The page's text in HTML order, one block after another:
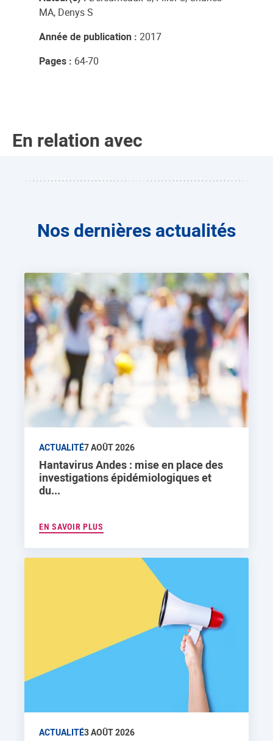
MA, Denys S
Année de publication : 2017
Pages : 64-70
En relation avec
Nos dernières actualités
ACTUALITÉ7 AOÛT 2026
Hantavirus Andes : mise en place des
investigations épidémiologiques et
du...
EN SAVOIR PLUS
ACTUALITÉ3 AOÛT 2026